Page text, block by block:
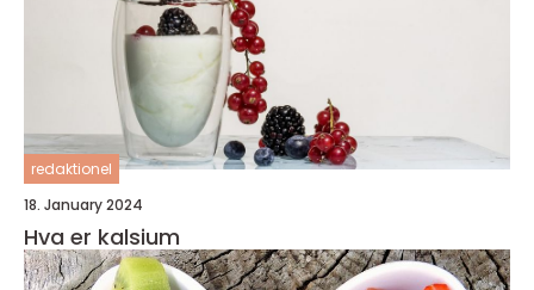
redaktionel
18. January 2024
Hva er kalsium